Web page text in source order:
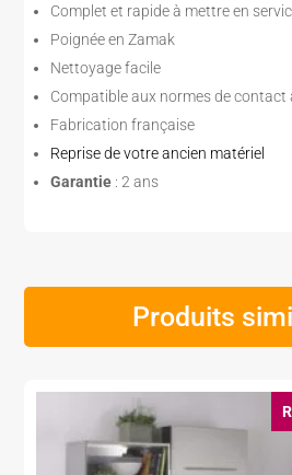
Complet et rapide à mettre en
Poignée en Zamak
Nettoyage facile
Compatible aux normes de contact
Fabrication française
Reprise de votre ancien matériel
Garantie : 2 ans
Produits